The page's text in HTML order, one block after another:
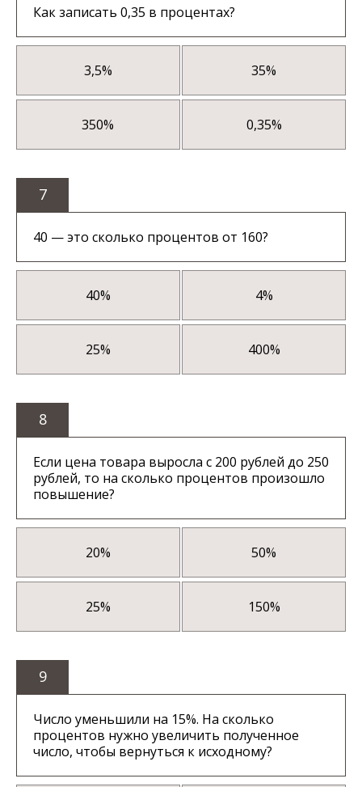
Как записать 0,35 в процентах?
3,5% 35%
350% 0,35%
7
40 — это сколько процентов от 160?
40% 4%
25% 400%
8
Если цена товара выросла с 200 рублей до 250
рублей, то на сколько процентов произошло
повышение?
20% 50%
25% 150%
9
Число уменьшили на 15%. На сколько
процентов нужно увеличить полученное
число, чтобы вернуться к исходному?